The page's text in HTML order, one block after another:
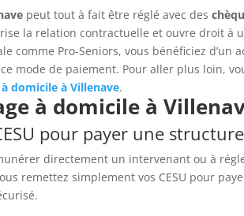
peut tout à fait être réglé avec des
la relation contractuelle et ouvre droit à
comme Pro-Seniors, vous bénéficiez d’un
mode de paiement. Pour aller plus loin,
domicile à Villenave.
à domicile à
pour payer une
directement un intervenant ou à
remettez simplement vos CESU pour